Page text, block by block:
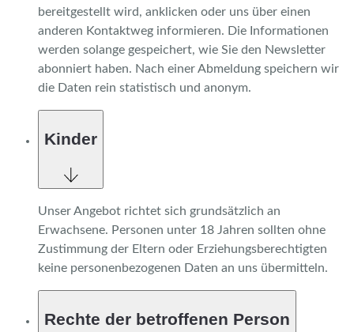
bereitgestellt wird, anklicken oder uns über einen
anderen Kontaktweg informieren. Die Informationen
werden solange gespeichert, wie Sie den Newsletter
abonniert haben. Nach einer Abmeldung speichern wir
die Daten rein statistisch und anonym.
Kinder
Unser Angebot richtet sich grundsätzlich an
Erwachsene. Personen unter 18 Jahren sollten ohne
Zustimmung der Eltern oder Erziehungsberechtigten
keine personenbezogenen Daten an uns übermitteln.
Rechte der betroffenen Person